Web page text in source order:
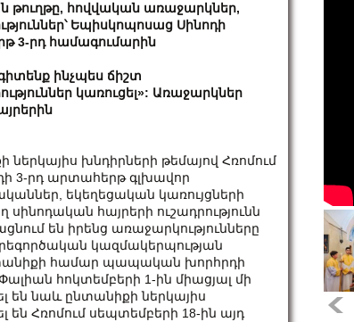
թուղթը, հովվական առաջարկներ,
Եպիսկոպոսաց Սինոդի
3-րդ համագումարին
գիտենք ինչպես ճիշտ
կառուցել»: Առաջարկներ
ներկայիս խնդիրների թեմայով Հռոմում
3-րդ արտահերթ գլխավոր
եկեղեցական կառույցների
հայրերի ուշադրությունն
են իրենց առաջարկությունները
կազմակերպության
համար պապական խորհրդի
հոկտեմբերի 1-ին միացյալ մի
են նաև ընտանիքի ներկայիս
են Հռոմում սեպտեմբերի 18-ին այդ